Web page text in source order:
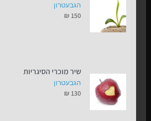
הגבעטרון
₪ 150
שיר מוכרי הסיגריות
הגבעטרון
₪ 130